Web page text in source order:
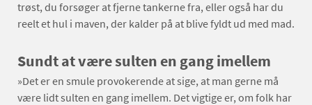
trøst, du forsøger at fjerne tankerne fra, eller også har du
reelt et hul i maven, der kalder på at blive fyldt ud med mad.
Sundt at være sulten en gang imellem
»Det er en smule provokerende at sige, at man gerne må
være lidt sulten en gang imellem. Det vigtige er, om folk har